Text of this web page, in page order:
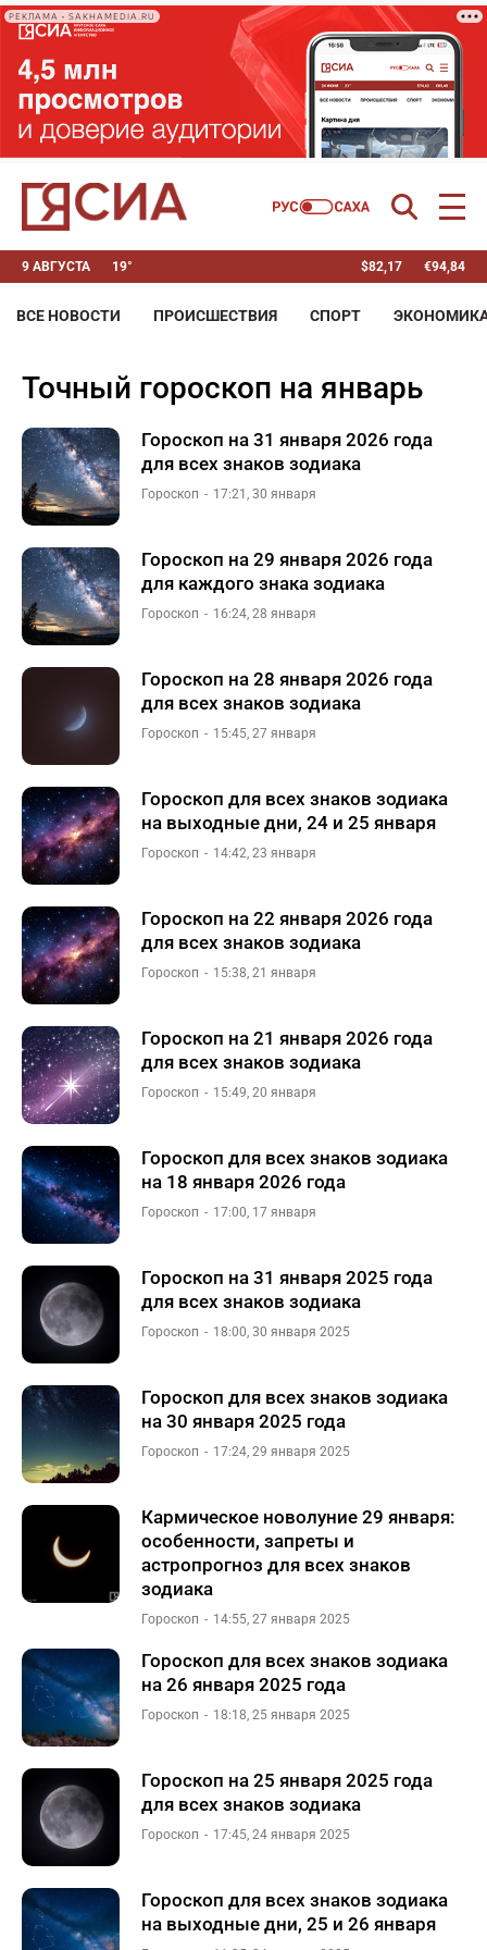
РЕКЛАМА • SAKHAMEDIA.RU
9 АВГУСТА 19° $82,17 €94,84
ВСЕ НОВОСТИ ПРОИСШЕСТВИЯ СПОРТ
точный гороскоп на январь
Гороскоп на 31 января 2026 года
для всех знаков зодиака
Гороскоп 17:21, 30 января
Гороскоп на 29 января 2026 года
для каждого знака зодиака
Гороскоп 16:24, 28 января
Гороскоп на 28 января 2026 года
для всех знаков зодиака
Гороскоп 15:45, 27 января
Гороскоп для всех знаков зодиака
на выходные дни, 24 и 25 января
Гороскоп 14:42, 23 января
Гороскоп на 22 января 2026 года
для всех знаков зодиака
Гороскоп 15:38, 21 января
Гороскоп на 21 января 2026 года
для всех знаков зодиака
Гороскоп 15:49, 20 января
Гороскоп для всех знаков зодиака
на 18 января 2026 года
Гороскоп 17:00, 17 января
Гороскоп на 31 января 2025 года
для всех знаков зодиака
Гороскоп 18:00, 30 января 2025
Гороскоп для всех знаков зодиака
на 30 января 2025 года
Гороскоп 17:24, 29 января 2025
Кармическое новолуние 29 января:
особенности, запреты и
астропрогноз для всех знаков
зодиака
Гороскоп 14:55, 27 января 2025
Гороскоп для всех знаков зодиака
на 26 января 2025 года
Гороскоп 18:18, 25 января 2025
Гороскоп на 25 января 2025 года
для всех знаков зодиака
Гороскоп 17:45, 24 января 2025
Гороскоп для всех знаков зодиака
на выходные дни, 25 и 26 января